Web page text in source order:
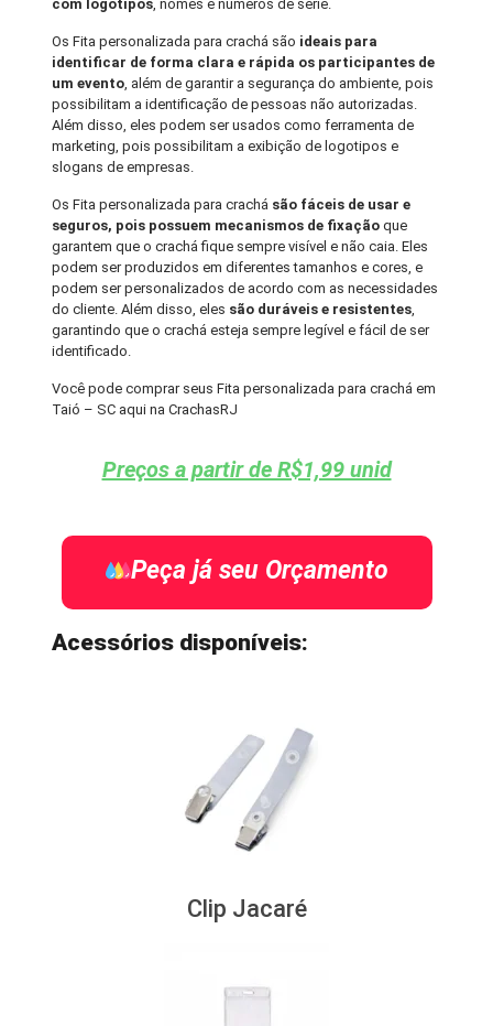
com logotipos, nomes e números de série.
Os Fita personalizada para crachá são ideais para
identificar de forma clara e rápida os participantes de
um evento, além de garantir a segurança do ambiente, pois
possibilitam a identificação de pessoas não autorizadas.
Além disso, eles podem ser usados como ferramenta de
marketing, pois possibilitam a exibição de logotipos e
slogans de empresas.
Os Fita personalizada para crachá são fáceis de usar e
seguros, pois possuem mecanismos de fixação que
garantem que o crachá fique sempre visível e não caia. Eles
podem ser produzidos em diferentes tamanhos e cores, e
podem ser personalizados de acordo com as necessidades
do cliente. Além disso, eles são duráveis e resistentes,
garantindo que o crachá esteja sempre legível e fácil de ser
identificado.
Você pode comprar seus Fita personalizada para crachá em
Taió – SC aqui na CrachasRJ
Preços a partir de R$1,99 unid
Peça já seu Orçamento
Acessórios disponíveis:
Clip Jacaré